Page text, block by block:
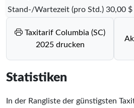
Stand-/Wartezeit (pro Std.) 30,00 $
Taxitarif Columbia (SC)
2025 drucken
Statistiken
In der Rangliste der günstigsten